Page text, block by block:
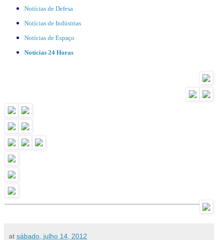
Notícias de Defesa
Notícias de Indústrias
Notícias de Espaço
Notícias 24 Horas
at sábado, julho 14, 2012